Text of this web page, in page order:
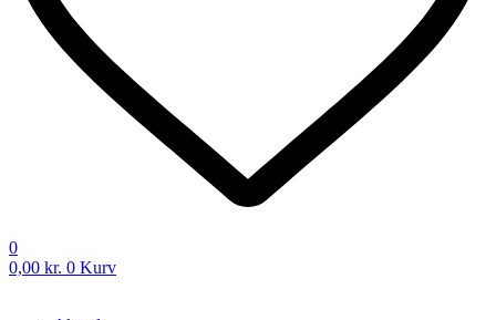
0
0,00 kr. 0 Kurv